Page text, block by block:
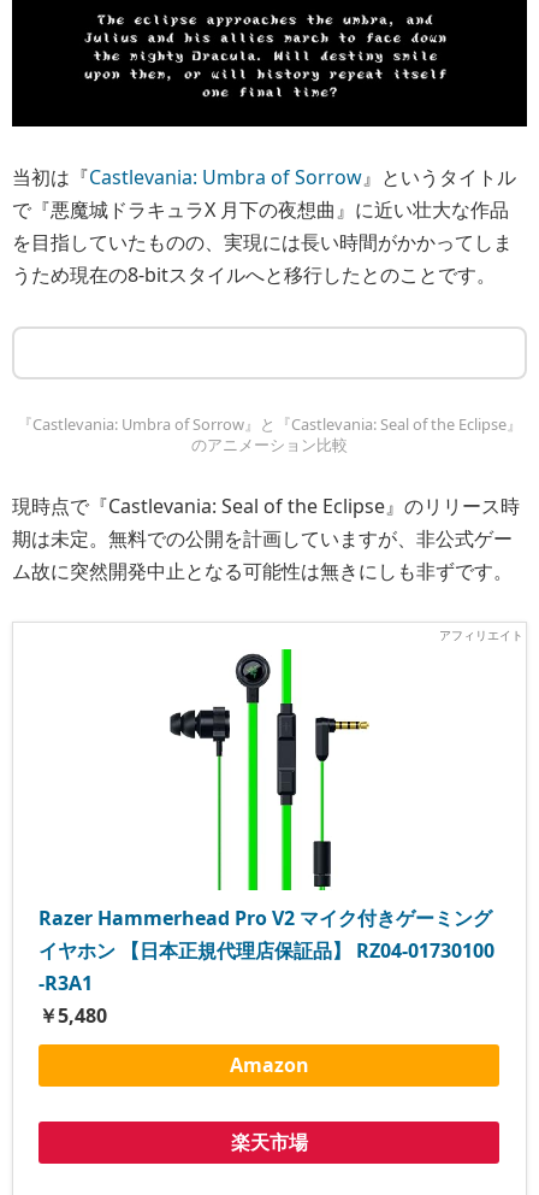
当初は『Castlevania: Umbra of Sorrow』というタイトル
で『悪魔城ドラキュラX 月下の夜想曲』に近い壮大な作品
を目指していたものの、実現には長い時間がかかってしま
うため現在の8-bitスタイルへと移行したとのことです。
『Castlevania: Umbra of Sorrow』と『Castlevania: Seal of the Eclipse』
のアニメーション比較
現時点で『Castlevania: Seal of the Eclipse』のリリース時
期は未定。無料での公開を計画していますが、非公式ゲー
ム故に突然開発中止となる可能性は無きにしも非ずです。
Razer Hammerhead Pro V2 マイク付きゲーミング
イヤホン 【日本正規代理店保証品】 RZ04-01730100
-R3A1
￥5,480
Amazon
楽天市場